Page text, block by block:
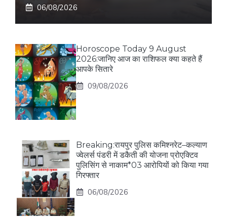
06/08/2026
Horoscope Today 9 August
2026:जानिए आज का राशिफल क्या कहते हैं
आपके सितारे
09/08/2026
Breaking:रायपुर पुलिस कमिश्नरेट–कल्याण
ज्वेलर्स पंडरी में डकैती की योजना प्रोएक्टिव
पुलिसिंग से नाकाम*03 आरोपियों को किया गया
गिरफ्तार
06/08/2026